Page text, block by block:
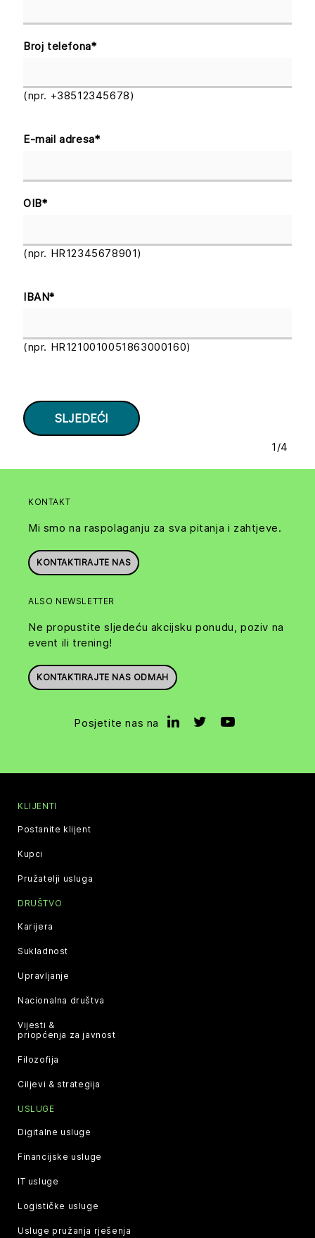
Broj telefona*
(npr. +38512345678)
E-mail adresa*
OIB*
(npr. HR12345678901)
IBAN*
(npr. HR1210010051863000160)
1 /4
KONTAKT
Mi smo na raspolaganju za sva pitanja i zahtjeve.
KONTAKTIRAJTE NAS
ALSO NEWSLETTER
Ne propustite sljedeću akcijsku ponudu, poziv na
event ili trening!
KONTAKTIRAJTE NAS ODMAH
Posjetite nas na
KLIJENTI
Postanite klijent
Kupci
Pružatelji usluga
DRUŠTVO
Karijera
Sukladnost
Upravljanje
Nacionalna društva
Vijesti &
priopćenja za javnost
Filozofija
Ciljevi & strategija
USLUGE
Digitalne usluge
Financijske usluge
IT usluge
Logističke usluge
Usluge pružanja rješenja